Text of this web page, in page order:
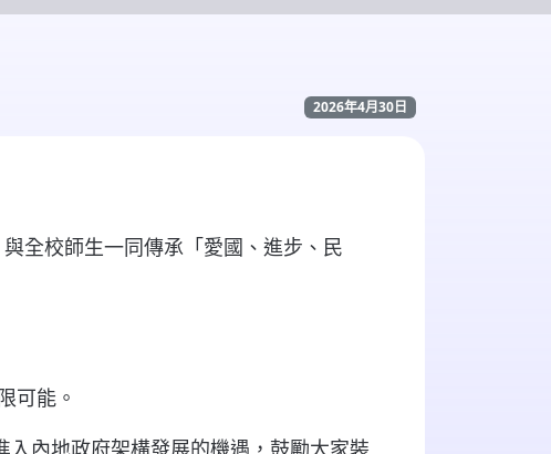
2026年4月30日
全校師生一同傳承「愛國、進步、民
可能。